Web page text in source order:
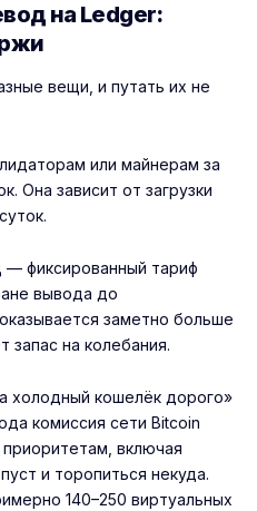
на Ledger:
вещи, и путать их не
или майнерам за
Она зависит от загрузки
— фиксированный тариф
вывода до
заметно больше
запас на колебания.
холодный кошелёк дорого»
комиссия сети Bitcoin
включая
и торопиться некуда.
140–250 виртуальных